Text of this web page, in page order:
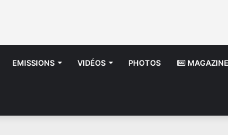
EMISSIONS VIDÉOS PHOTOS MAGAZINE